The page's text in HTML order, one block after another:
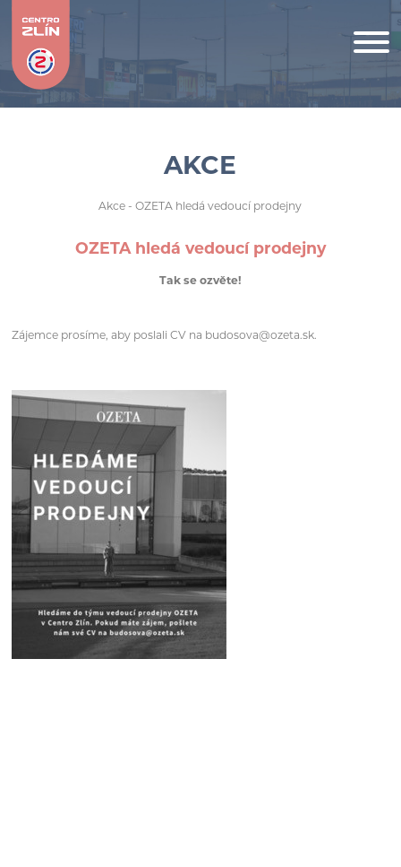
AKCE
Akce- OZETA hledá vedoucí prodejny
OZETA hledá vedoucí prodejny
Tak se ozvěte!
Zájemce prosíme, aby poslali CV na budosova@ozeta.sk.